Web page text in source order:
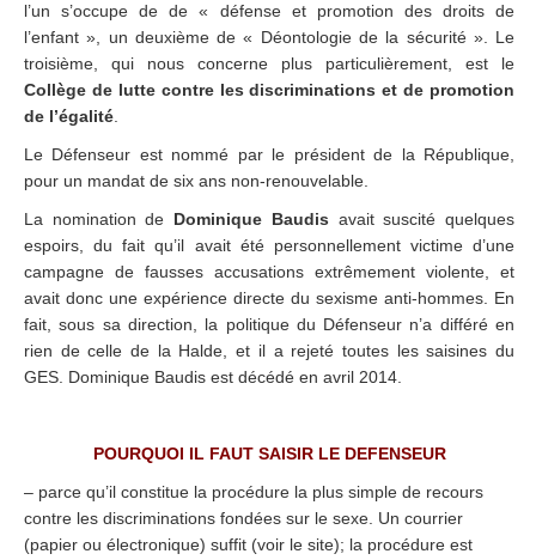
l’un s’occupe de de « défense et promotion des droits de
l’enfant », un deuxième de « Déontologie de la sécurité ». Le
troisième, qui nous concerne plus particulièrement, est le
Collège de lutte contre les discriminations et de promotion
de l’égalité
Le Défenseur est nommé par le président de la République,
pour un mandat de six ans non-renouvelable.
La nomination de Dominique Baudis avait suscité quelques
espoirs, du fait qu’il avait été personnellement victime d’une
campagne de fausses accusations extrêmement violente, et
avait donc une expérience directe du sexisme anti-hommes. En
fait, sous sa direction, la politique du Défenseur n’a différé en
rien de celle de la Halde, et il a rejeté toutes les saisines du
GES. Dominique Baudis est décédé en avril 2014.
POURQUOI IL FAUT SAISIR LE DEFENSEUR
– parce qu’il constitue la procédure la plus simple de recours
contre les discriminations fondées sur le sexe. Un courrier
(papier ou électronique) suffit (voir le site); la procédure est